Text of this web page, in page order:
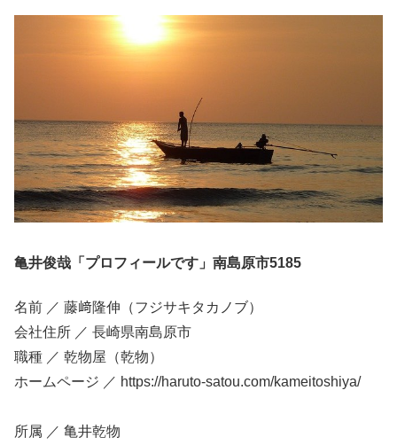
亀井俊哉「プロフィールです」南島原市5185
名前 ／ 藤﨑隆伸（フジサキタカノブ）
会社住所 ／ 長崎県南島原市
職種 ／ 乾物屋（乾物）
ホームページ ／ https://haruto-satou.com/kameitoshiya/
所属 ／ 亀井乾物